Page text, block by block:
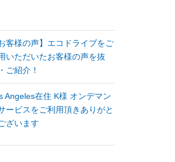
お客様の声】エコドライブをご
いただいたお客様の声を抜
ご紹介！
Angeles在住 K様 オンデマン
ービスをご利用頂きありがと
ざいます